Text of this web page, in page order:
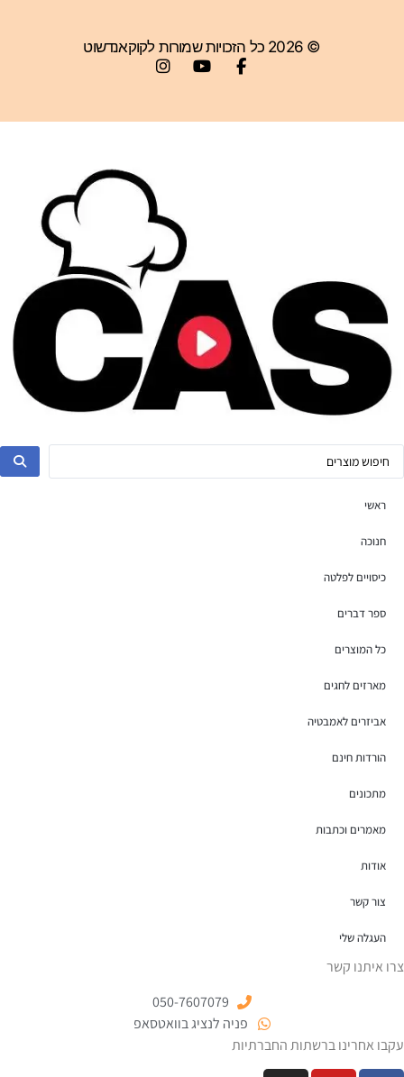
© 2026 כל הזכויות שמורות לקוקאנדשוט
ראשי
חנוכה
כיסויים לפלטה
ספר דברים
כל המוצרים
מארזים לחגים
אביזרים לאמבטיה
הורדות חינם
מתכונים
מאמרים וכתבות
אודות
צור קשר
העגלה שלי
צרו איתנו קשר
050-7607079
פניה לנציג בוואטסאפ
עקבו אחרינו ברשתות החברתיות